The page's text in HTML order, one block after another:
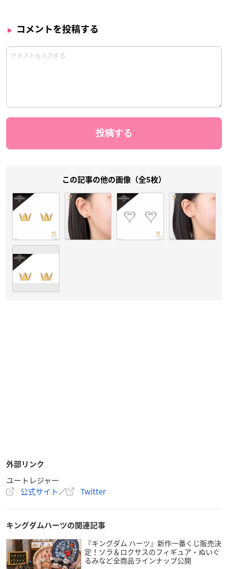
コメントを投稿する
この記事の他の画像（全5枚）
外部リンク
ユートレジャー
公式サイト／ Twitter
キングダムハーツの関連記事
『キングダム ハーツ』新作一番くじ販売決
定！ソラ＆ロクサスのフィギュア・ぬいぐ
るみなど全商品ラインナップ公開